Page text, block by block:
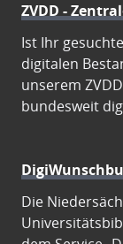
ZVDD -
Ist Ihr
digitalen
unserem
bundesweit
Die